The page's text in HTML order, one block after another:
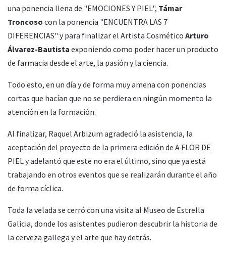
una ponencia llena de "EMOCIONES Y PIEL", Támar
Troncoso con la ponencia "ENCUENTRA LAS 7
DIFERENCIAS" y para finalizar el Artista Cosmético Arturo
Álvarez-Bautista exponiendo como poder hacer un producto
de farmacia desde el arte, la pasión y la ciencia.
Todo esto, en un día y de forma muy amena con ponencias
cortas que hacían que no se perdiera en ningún momento la
atención en la formación.
Al finalizar, Raquel Arbizum agradeció la asistencia, la
aceptación del proyecto de la primera edición de A FLOR DE
PIEL y adelantó que este no era el último, sino que ya está
trabajando en otros eventos que se realizarán durante el año
de forma cíclica.
Toda la velada se cerró con una visita al Museo de Estrella
Galicia, donde los asistentes pudieron descubrir la historia de
la cerveza gallega y el arte que hay detrás.